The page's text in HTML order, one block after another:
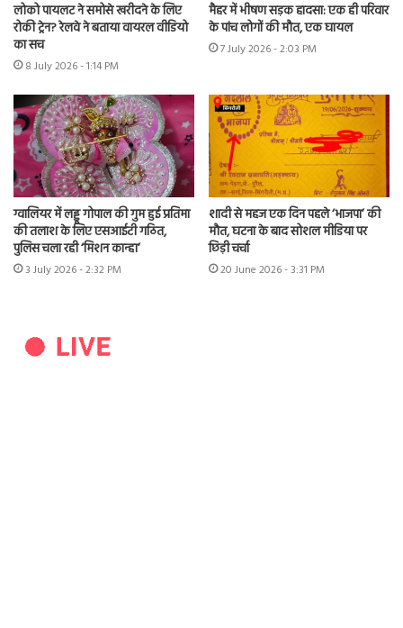
लोको पायलट ने समोसे खरीदने के लिए
रोकी ट्रेन? रेलवे ने बताया वायरल वीडियो
का सच
8 July 2026 - 1:14 PM
मैहर में भीषण सड़क हादसा: एक ही परिवार
के पांच लोगों की मौत, एक घायल
7 July 2026 - 2:03 PM
ग्वालियर में लड्डू गोपाल की गुम हुई प्रतिमा
की तलाश के लिए एसआईटी गठित,
पुलिस चला रही ‘मिशन कान्हा’
3 July 2026 - 2:32 PM
शादी से महज एक दिन पहले ‘भाजपा’ की
मौत, घटना के बाद सोशल मीडिया पर
छिड़ी चर्चा
20 June 2026 - 3:31 PM